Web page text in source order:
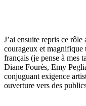
J’ai ensuite repris ce
courageux et magnifique
français (je pense à mes
Diane Fourès, Emy
conjuguant exigence
ouverture vers des